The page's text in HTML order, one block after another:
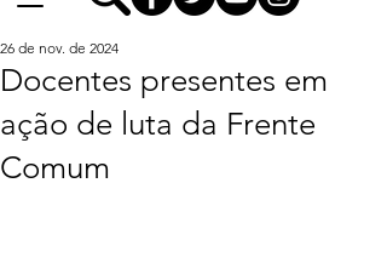
Docentes presentes em
ação de luta da Frente
Comum
26 de nov. de 2024